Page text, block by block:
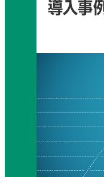
導入事